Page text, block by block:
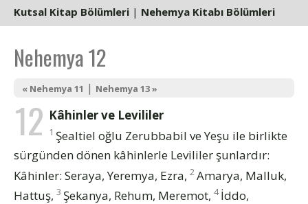
Kutsal Kitap Bölümleri | Nehemya Kitabı Bölümleri
Nehemya 12
« Nehemya 11 | Nehemya 13 »
12 Kâhinler ve Levililer
1 Şealtiel oğlu Zerubbabil ve Yeşu ile birlikte
sürgünden dönen kâhinlerle Levililer şunlardır:
Kâhinler: Seraya, Yeremya, Ezra, 2Amarya, Malluk,
Hattuş, 3 Şekanya, Rehum, Meremot, 4 İddo,